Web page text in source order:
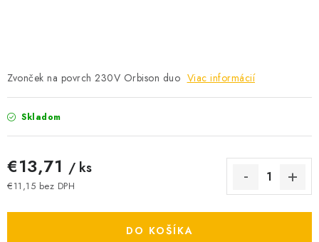
SVIETIDLÁ A SVETELNÉ ZDROJE
DOMÁCNOSŤ
Zvonček na povrch 230V Orbison duo Viac informácií
Skladom
€13,71 / ks
€11,15 bez DPH
DO KOŠÍKA